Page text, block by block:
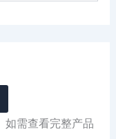
如需查看完整产品